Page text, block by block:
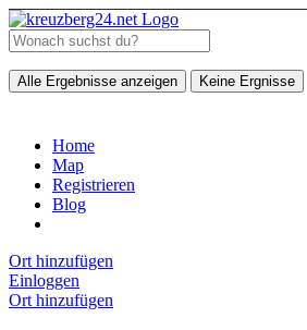
Alle Ergebnisse anzeigen Keine Ergnisse
Home
Map
Registrieren
Blog
Ort hinzufügen
Einloggen
Ort hinzufügen